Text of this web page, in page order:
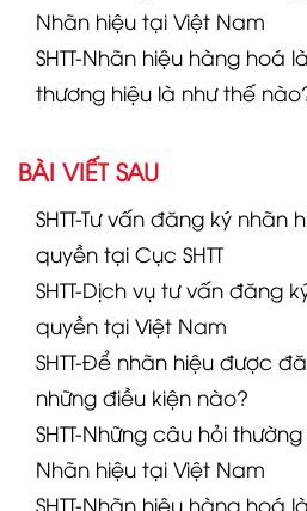
Nhãn hiệu tại Việt Nam
SHTT-Nhãn hiệu hàng hoá
thương hiệu là như thế
BÀI VIẾT SAU
SHTT-Tư vấn đăng ký
quyền tại Cục SHTT
SHTT-Dịch vụ tư vấn đăng
quyền tại Việt Nam
SHTT-Để nhãn hiệu được
những điều kiện nào?
SHTT-Những câu hỏi
Nhãn hiệu tại Việt Nam
SHTT-Nhãn hiệu hàng hoá